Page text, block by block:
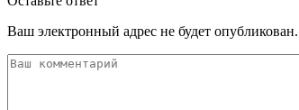
Ваш электронный адрес не будет опубликован.